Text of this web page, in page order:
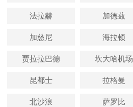
法拉赫 加德兹
加慈尼 海拉顿
贾拉拉巴德 坎大哈机场
昆都士 拉格曼
北沙浪 萨罗比